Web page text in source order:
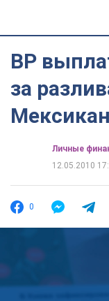
ВР
за
Личные
12.05.2010
0